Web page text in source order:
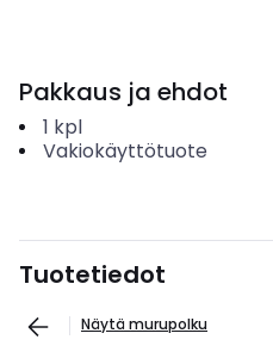
Pakkaus ja ehdot
1 kpl
Vakiokäyttötuote
Tuotetiedot
Näytä murupolku